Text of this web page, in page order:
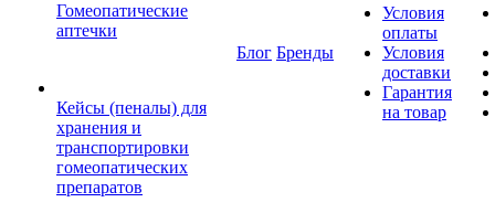
Гомеопатические
аптечки
Кейсы (пеналы) для
хранения и
транспортировки
гомеопатических
препаратов
Блог Бренды
Условия
оплаты
Условия
доставки
Гарантия
на товар